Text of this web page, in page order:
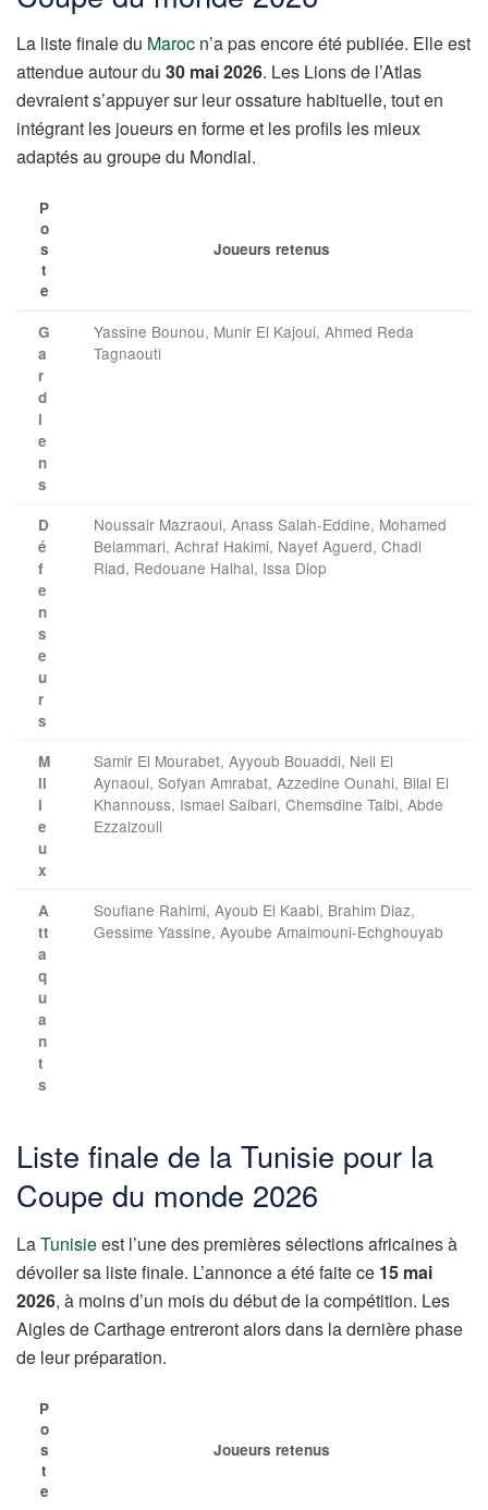
La liste finale du Maroc n’a pas encore été publiée. Elle est
attendue autour du 30 mai 2026. Les Lions de l’Atlas
devraient s’appuyer sur leur ossature habituelle, tout en
intégrant les joueurs en forme et les profils les mieux
adaptés au groupe du Mondial.
P
o
s
t
e
Joueurs retenus
G
a
r
d
i
e
n
s
Yassine Bounou, Munir El Kajoui, Ahmed Reda
Tagnaouti
D
é
f
e
n
s
e
u
r
s
Noussair Mazraoui, Anass Salah-Eddine, Mohamed
Belammari, Achraf Hakimi, Nayef Aguerd, Chadi
Riad, Redouane Halhal, Issa Diop
M
il
i
e
u
x
Samir El Mourabet, Ayyoub Bouaddi, Neil El
Aynaoui, Sofyan Amrabat, Azzedine Ounahi, Bilal El
Khannouss, Ismael Saibari, Chemsdine Talbi, Abde
Ezzalzouli
A
tt
a
q
u
a
n
t
s
Soufiane Rahimi, Ayoub El Kaabi, Brahim Diaz,
Gessime Yassine, Ayoube Amaimouni-Echghouyab
Liste finale de la Tunisie pour la
Coupe du monde 2026
LaTunisieest l’une des premières sélections africaines à
dévoiler sa liste finale. L’annonce a été faite ce 15 mai
2026, à moins d’un mois du début de la compétition. Les
Aigles de Carthage entreront alors dans la dernière phase
de leur préparation.
P
o
s
t
e
Joueurs retenus